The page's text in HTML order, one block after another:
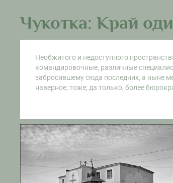
Чукотка: Край
Необжитого и недоступного
командировочные, различные
забросившему сюда последних, а ныне
наверное, тоже; да только, более
статья — служители Церкви и
наперечёт. Кажется, одному Богу
характеризующая чукотскую
другу через дорогу, из подъезда в
с пустыми глазницами оконных проёмов,
работают люди. И если ты со своим
В чём же парадокс? А в том, что видел
турист, шабашник или иностранный